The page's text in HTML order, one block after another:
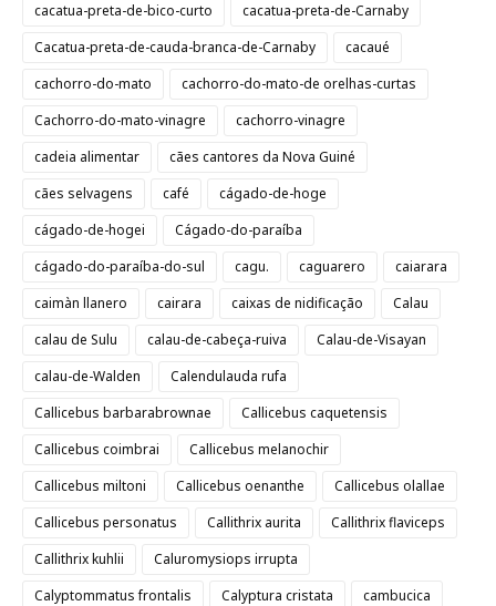
cacatua-preta-de-bico-curto
cacatua-preta-de-Carnaby
Cacatua-preta-de-cauda-branca-de-Carnaby
cacaué
cachorro-do-mato
cachorro-do-mato-de orelhas-curtas
Cachorro-do-mato-vinagre
cachorro-vinagre
cadeia alimentar
cães cantores da Nova Guiné
cães selvagens
café
cágado-de-hoge
cágado-de-hogei
Cágado-do-paraíba
cágado-do-paraíba-do-sul
cagu. caguarero
caiarara
caimàn llanero
cairara caixas de nidificação
Calau
calau de Sulu
calau-de-cabeça-ruiva
Calau-de-Visayan
calau-de-Walden
Calendulauda rufa
Callicebus barbarabrownae
Callicebus caquetensis
Callicebus coimbrai
Callicebus melanochir
Callicebus miltoni
Callicebus oenanthe
Callicebus olallae
Callicebus personatus
Callithrix aurita
Callithrix flaviceps
Callithrix kuhlii
Caluromysiops irrupta
Calyptommatus frontalis
Calyptura cristata
cambucica